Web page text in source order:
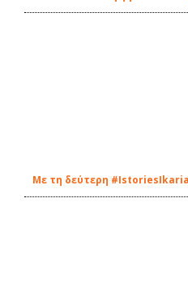
Με τη δεύτερη